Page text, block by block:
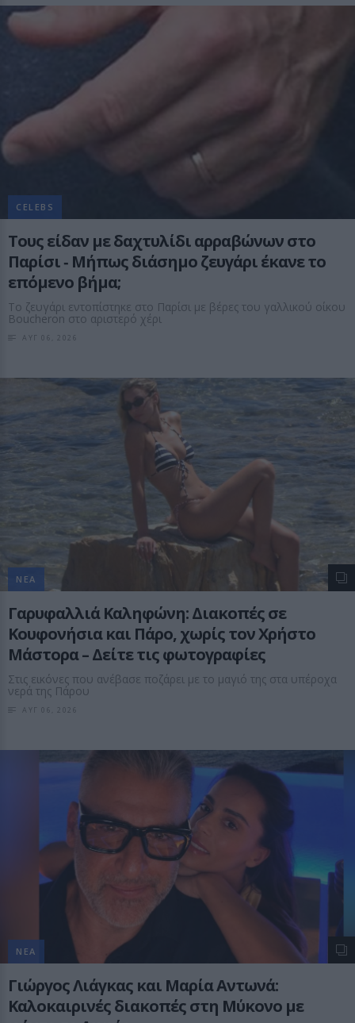
CELEBS
Τους είδαν με δαχτυλίδι αρραβώνων στο
Παρίσι ‑ Μήπως διάσημο ζευγάρι έκανε το
επόμενο βήμα;
Το ζευγάρι εντοπίστηκε στο Παρίσι με βέρες του γαλλικού οίκου
Boucheron στο αριστερό χέρι
ΑΥΓ 06, 2026
ΝΕΑ
Γαρυφαλλιά Καληφώνη: Διακοπές σε
Κουφονήσια και Πάρο, χωρίς τον Χρήστο
Μάστορα – Δείτε τις φωτογραφίες
Στις εικόνες που ανέβασε ποζάρει με το μαγιό της στα υπέροχα
νερά της Πάρου
ΑΥΓ 06, 2026
ΝΕΑ
Γιώργος Λιάγκας και Μαρία Αντωνά:
Καλοκαιρινές διακοπές στη Μύκονο με